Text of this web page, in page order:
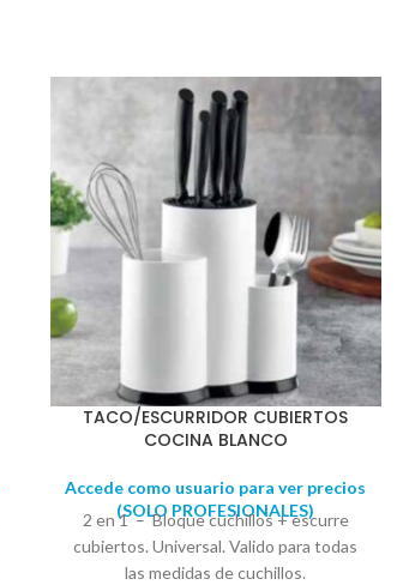
TACO/ESCURRIDOR CUBIERTOS
COCINA BLANCO
Accede como usuario para ver precios
(SOLO PROFESIONALES)
2 en 1 – Bloque cuchillos + escurre
cubiertos. Universal. Valido para todas
las medidas de cuchillos.